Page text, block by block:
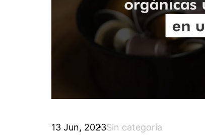
13 Jun, 2023Sin categoría